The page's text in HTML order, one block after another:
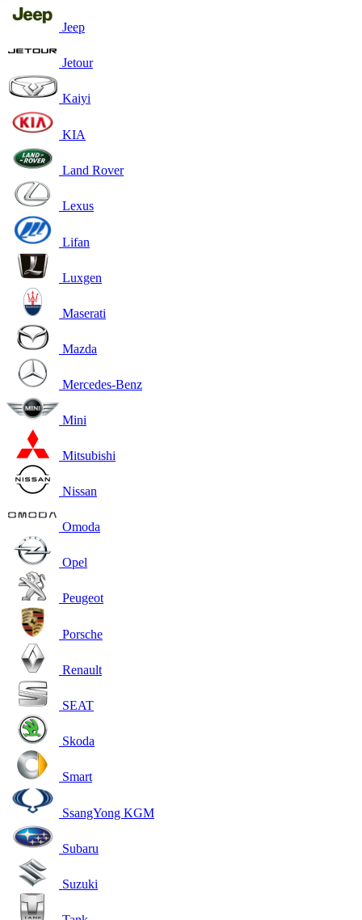
Jeep
Jetour
Kaiyi
KIA
Land Rover
Lexus
Lifan
Luxgen
Maserati
Mazda
Mercedes-Benz
Mini
Mitsubishi
Nissan
Omoda
Opel
Peugeot
Porsche
Renault
SEAT
Skoda
Smart
SsangYong KGM
Subaru
Suzuki